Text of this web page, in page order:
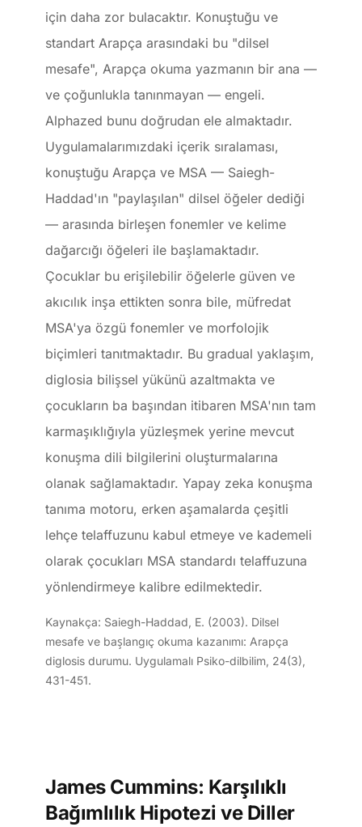
için daha zor bulacaktır. Konuştuğu ve
standart Arapça arasındaki bu "dilsel
mesafe", Arapça okuma yazmanın bir ana —
ve çoğunlukla tanınmayan — engeli.
Alphazed bunu doğrudan ele almaktadır.
Uygulamalarımızdaki içerik sıralaması,
konuştuğu Arapça ve MSA — Saiegh-
Haddad'ın "paylaşılan" dilsel öğeler dediği
— arasında birleşen fonemler ve kelime
dağarcığı öğeleri ile başlamaktadır.
Çocuklar bu erişilebilir öğelerle güven ve
akıcılık inşa ettikten sonra bile, müfredat
MSA'ya özgü fonemler ve morfolojik
biçimleri tanıtmaktadır. Bu gradual yaklaşım,
diglosia bilişsel yükünü azaltmakta ve
çocukların ba başından itibaren MSA'nın tam
karmaşıklığıyla yüzleşmek yerine mevcut
konuşma dili bilgilerini oluşturmalarına
olanak sağlamaktadır. Yapay zeka konuşma
tanıma motoru, erken aşamalarda çeşitli
lehçe telaffuzunu kabul etmeye ve kademeli
olarak çocukları MSA standardı telaffuzuna
yönlendirmeye kalibre edilmektedir.
Kaynakça: Saiegh-Haddad, E. (2003). Dilsel
mesafe ve başlangıç okuma kazanımı: Arapça
diglosis durumu. Uygulamalı Psiko-dilbilim, 24(3),
431-451.
James Cummins: Karşılıklı
Bağımlılık Hipotezi ve Diller